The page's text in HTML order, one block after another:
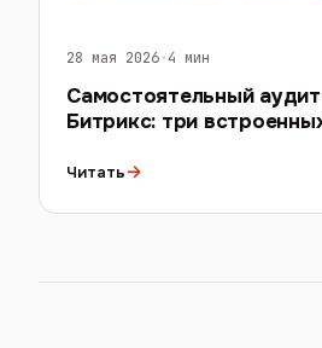
28 мая 2026·4 мин
Самостоятельный
Битрикс: три
Читать→